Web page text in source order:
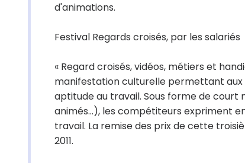
d'animations.
Festival Regards croisés, par les salariés
« Regard croisés, vidéos, métiers et
manifestation culturelle permettant
aptitude au travail. Sous forme de
animés...), les compétiteurs expriment
travail. La remise des prix de cette
2011.